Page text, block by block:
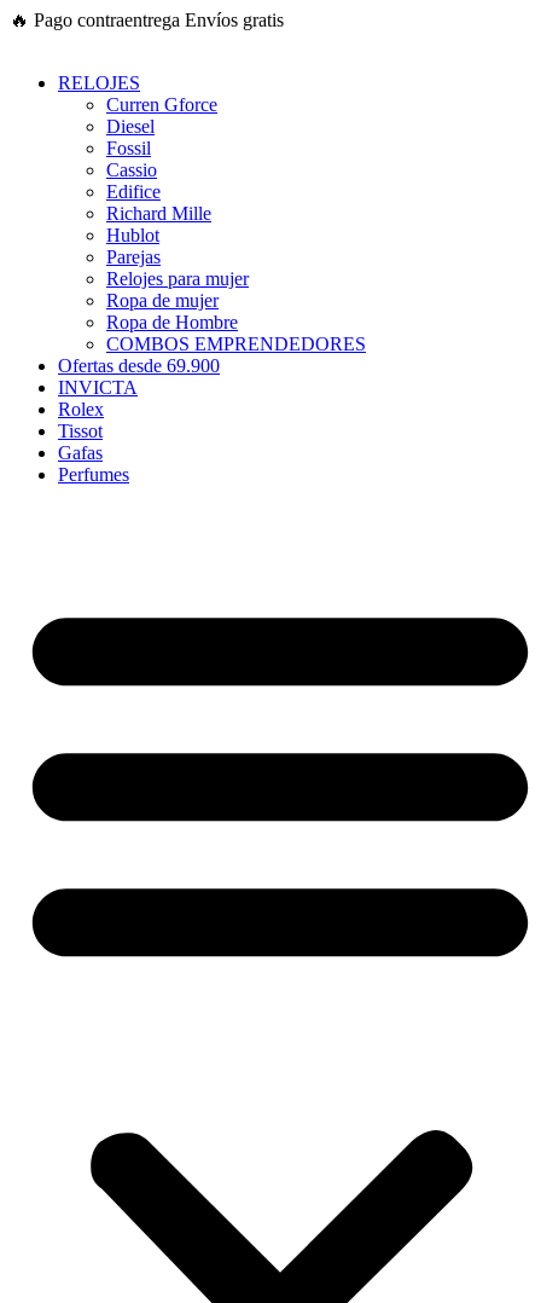
Ir
🔥 Pago contraentrega Envíos gratis
RELOJES
Curren Gforce
Diesel
Fossil
Cassio
Edifice
Richard Mille
Hublot
Parejas
Relojes para mujer
Ropa de mujer
Ropa de Hombre
COMBOS EMPRENDEDORES
Ofertas desde 69.900
INVICTA
Rolex
Tissot
Gafas
Perfumes